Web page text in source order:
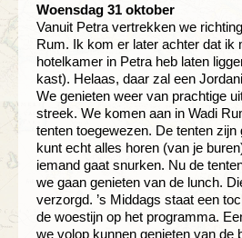
Woensdag 31 oktober
Vanuit Petra vertrekken we
Rum. Ik kom er later achter dat ik
hotelkamer in Petra heb laten
kast). Helaas, daar zal een
We genieten weer van prachtige
streek. We komen aan in Wadi
tenten toegewezen. De tenten
kunt echt alles horen (van je
iemand gaat snurken. Nu de
we gaan genieten van de lunch.
verzorgd. ’s Middags staat een
de woestijn op het programma.
we volop kunnen genieten van de